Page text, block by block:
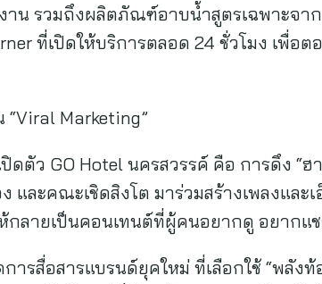
าน รวมถึงผลิตภัณฑ์อาบน้ำสูตรเฉพาะจา
ที่เปิดให้บริการตลอด 24 ชั่วโมง เพื่อ
“Viral Marketing”
ตัว GO Hotel นครสวรรค์ คือ การดึง “
และคณะเชิดสิงโต มาร่วมสร้างเพลงและ
ห้กลายเป็นคอนเทนต์ที่ผู้คนอยากดู อยาก
รสื่อสารแบรนด์ยุคใหม่ ที่เลือกใช้ “พลัง